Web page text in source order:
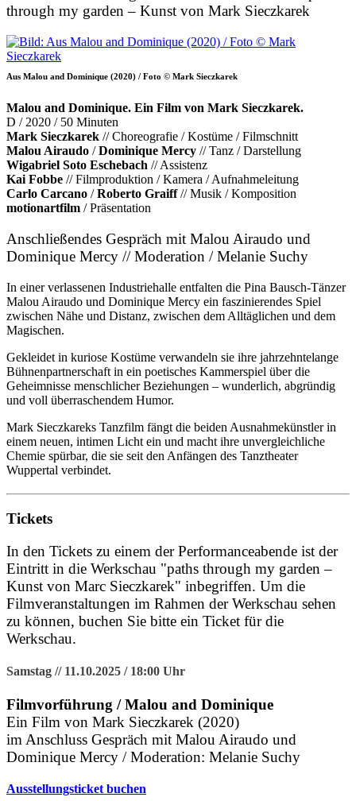
through my garden – Kunst von Mark Sieczkarek
Aus Malou and Dominique (2020) / Foto © Mark Sieczkarek
Malou and Dominique. Ein Film von Mark Sieczkarek.
D / 2020 / 50 Minuten
Mark Sieczkarek // Choreografie / Kostüme / Filmschnitt
Malou Airaudo /Dominique Mercy // Tanz / Darstellung
Wigabriel Soto Eschebach // Assistenz
Kai Fobbe // Filmproduktion / Kamera / Aufnahmeleitung
Carlo Carcano /Roberto Graiff// Musik / Komposition
motionartfilm / Präsentation
Anschließendes Gespräch mit Malou Airaudo und
Dominique Mercy // Moderation / Melanie Suchy
In einer verlassenen Industriehalle entfalten die Pina Bausch-Tänzer
Malou Airaudo und Dominique Mercy ein faszinierendes Spiel
zwischen Nähe und Distanz, zwischen dem Alltäglichen und dem
Magischen.
Gekleidet in kuriose Kostüme verwandeln sie ihre jahrzehntelange
Bühnenpartnerschaft in ein poetisches Kammerspiel über die
Geheimnisse menschlicher Beziehungen – wunderlich, abgründig
und voll überraschendem Humor.
Mark Sieczkareks Tanzfilm fängt die beiden Ausnahmekünstler in
einem neuen, intimen Licht ein und macht ihre unvergleichliche
Chemie spürbar, die sie seit den Anfängen des Tanztheater
Wuppertal verbindet.
Tickets
In den Tickets zu einem der Performanceabende ist der
Eintritt in die Werkschau "paths through my garden –
Kunst von Marc Sieczkarek" inbegriffen. Um die
Filmveranstaltungen im Rahmen der Werkschau sehen
zu können, buchen Sie bitte ein Ticket für die
Werkschau.
Samstag // 11.10.2025 / 18:00 Uhr
Filmvorführung / Malou and Dominique
Ein Film von Mark Sieczkarek (2020)
im Anschluss Gespräch mit Malou Airaudo und
Dominique Mercy / Moderation: Melanie Suchy
Ausstellungsticket buchen